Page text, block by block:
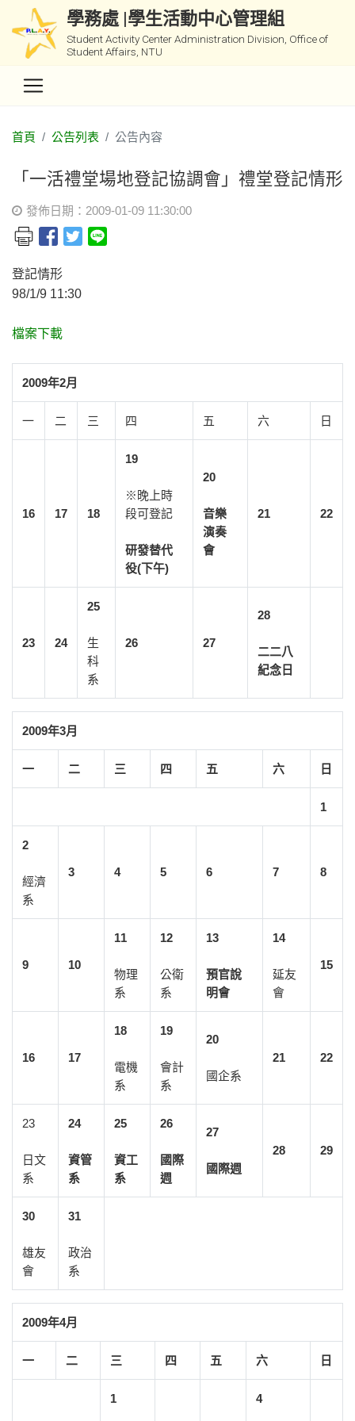
學務處 |學生活動中心管理組
Student Activity Center Administration Division, Office of
Student Affairs, NTU
首頁 公告列表 公告內容
「一活禮堂場地登記協調會」禮堂登記情形
發佈日期：2009-01-09 11:30:00
登記情形
98/1/9 11:30
檔案下載
2009年2月
一 二 三 四 五 六 日
16 17 18
19
※晚上時
段可登記
研發替代
役(下午)
20
音樂
演奏
會
21 22
23 24
25
生
科
系
26 27
28
二二八
紀念日
2009年3月
一 二 三 四 五 六 日
1
2
經濟
系
3 4 5 6 7 8
9 10
11
物理
系
12
公衛
系
13
預官說
明會
14
延友
會
15
16 17
18
電機
系
19
會計
系
20
國企系
21 22
23
日文
系
24
資管
系
25
資工
系
26
國際
週
27
國際週
28 29
30
雄友
會
31
政治
系
2009年4月
一 二 三 四 五 六 日
1
4